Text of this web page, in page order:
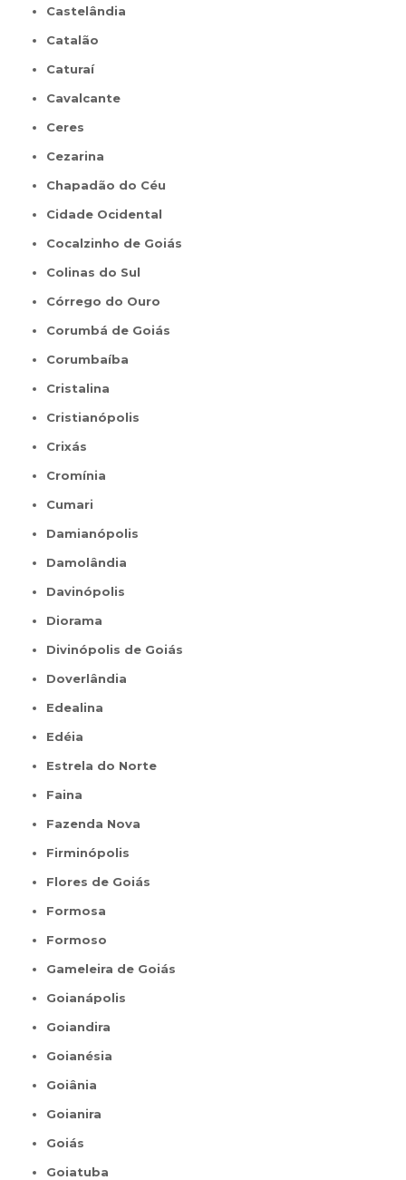
Castelândia
Catalão
Caturaí
Cavalcante
Ceres
Cezarina
Chapadão do Céu
Cidade Ocidental
Cocalzinho de Goiás
Colinas do Sul
Córrego do Ouro
Corumbá de Goiás
Corumbaíba
Cristalina
Cristianópolis
Crixás
Cromínia
Cumari
Damianópolis
Damolândia
Davinópolis
Diorama
Divinópolis de Goiás
Doverlândia
Edealina
Edéia
Estrela do Norte
Faina
Fazenda Nova
Firminópolis
Flores de Goiás
Formosa
Formoso
Gameleira de Goiás
Goianápolis
Goiandira
Goianésia
Goiânia
Goianira
Goiás
Goiatuba